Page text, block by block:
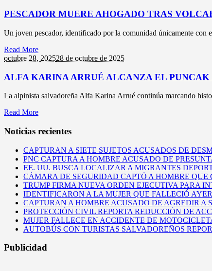
PESCADOR MUERE AHOGADO TRAS
Un joven pescador, identificado por la comunidad únicamente con
Read More
octubre 28, 202528 de octubre de 2025
ALFA KARINA ARRUÉ ALCANZA EL
La alpinista salvadoreña Alfa Karina Arrué continúa marcando
Read More
Noticias recientes
CAPTURAN A SIETE SUJETOS ACUSADOS DE
PNC CAPTURA A HOMBRE ACUSADO DE
EE. UU. BUSCA LOCALIZAR A MIGRANTES
CÁMARA DE SEGURIDAD CAPTÓ A HOMBRE
TRUMP FIRMA NUEVA ORDEN EJECUTIVA PARA
IDENTIFICARON A LA MUJER QUE FALLECIÓ
CAPTURAN A HOMBRE ACUSADO DE AGREDIR
PROTECCIÓN CIVIL REPORTA REDUCCIÓN DE
MUJER FALLECE EN ACCIDENTE DE
AUTOBÚS CON TURISTAS SALVADOREÑOS
Publicidad